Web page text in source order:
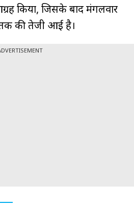
किया, जिसके बाद मंगलवार
की तेजी आई है।